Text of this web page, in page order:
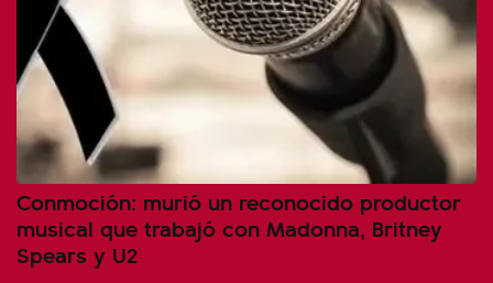
Conmoción: murió un reconocido productor
musical que trabajó con Madonna, Britney
Spears y U2